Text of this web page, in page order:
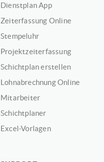
Dienstplan App
Zeiterfassung Online
Stempeluhr
Projektzeiterfassung
Schichtplan erstellen
Lohnabrechnung Online
Mitarbeiter
Schichtplaner
Excel-Vorlagen